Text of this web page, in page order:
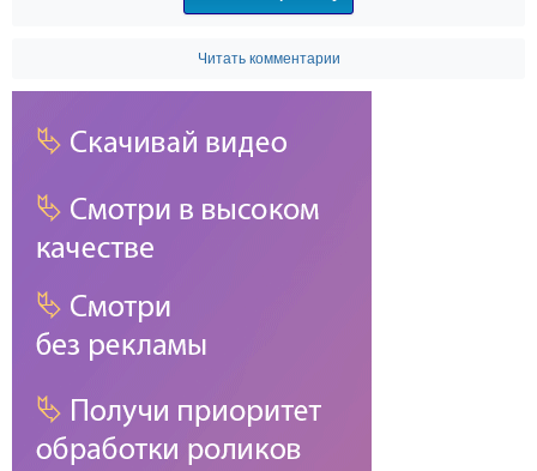
Читать комментарии